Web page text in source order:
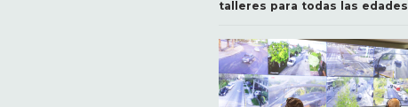
talleres para todas las edades